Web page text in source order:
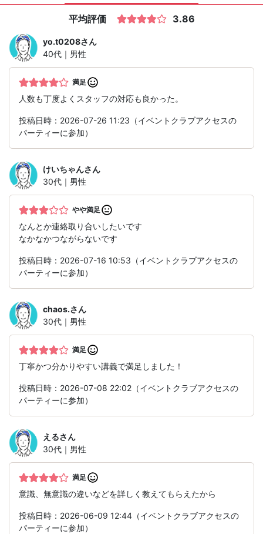
平均評価 3.86
yo.t0208さん
40代｜男性
満足
人数も丁度よくスタッフの対応も良かった。
投稿日時：2026-07-26 11:23（イベントクラブアクセスの
パーティーに参加）
けいちゃんさん
30代｜男性
やや満足
なんとか連絡取り合いしたいです
なかなかつながらないです
投稿日時：2026-07-16 10:53（イベントクラブアクセスの
パーティーに参加）
chaos.さん
30代｜男性
満足
丁寧かつ分かりやすい講義で満足しました！
投稿日時：2026-07-08 22:02（イベントクラブアクセスの
パーティーに参加）
えるさん
30代｜男性
満足
意識、無意識の違いなどを詳しく教えてもらえたから
投稿日時：2026-06-09 12:44（イベントクラブアクセスの
パーティーに参加）